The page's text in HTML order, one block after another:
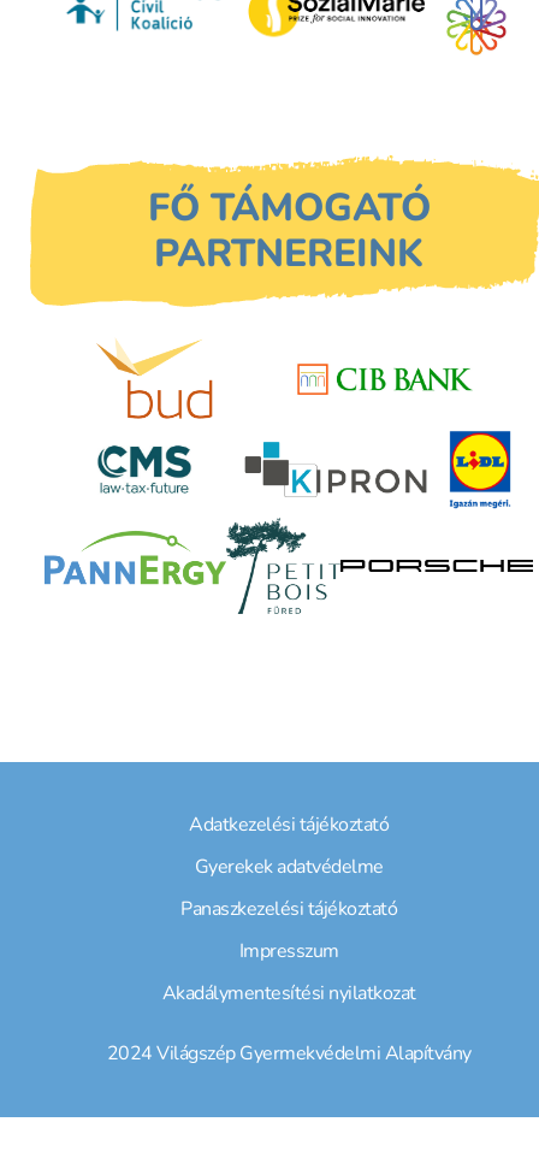
FŐ TÁMOGATÓ
PARTNEREINK
2024 Világszép Gyermekvédelmi Alapítvány
Adatkezelési tájékoztató
Gyerekek adatvédelme
Panaszkezelési tájékoztató
Impresszum
Akadálymentesítési nyilatkozat